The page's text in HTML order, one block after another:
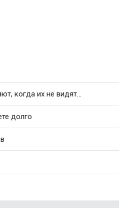
когда их не видят...
долго